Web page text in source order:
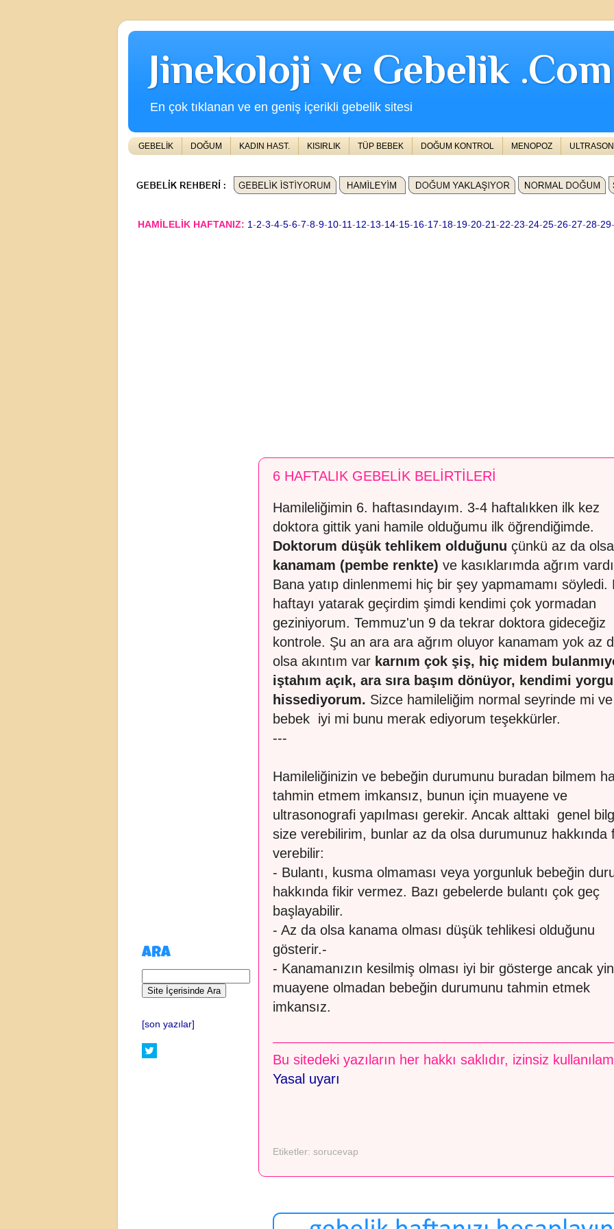
Jinekoloji ve Gebelik .Com
En çok tıklanan ve en geniş içerikli gebelik sitesi
GEBELİK DOĞUM KADIN HAST. KISIRLIK TÜP BEBEK DOĞUM KONTROL MENOPOZ ULTRASON
HAMİLELİK HAFTANIZ: 1 -2-3-4-5-6-7-8-9-10-11 -12-13-14-15-16-17-18-19-20-21 -22-23-24-25-26-27-28-29-
6 HAFTALIK GEBELİK BELİRTİLERİ
Hamileliğimin 6. haftasındayım. 3-4 haftalıkken ilk kez
doktora gittik yani hamile olduğumu ilk öğrendiğimde.
Doktorum düşük tehlikem olduğunu çünkü az da olsa
kanamam (pembe renkte) ve kasıklarımda ağrım
Bana yatıp dinlenmemi hiç bir şey yapmamamı söyledi.
haftayı yatarak geçirdim şimdi kendimi çok yormadan
geziniyorum. Temmuz'un 9 da tekrar doktora gideceğiz
kontrole. Şu an ara ara ağrım oluyor kanamam yok az
olsa akıntım var karnım çok şiş, hiç midem
iştahım açık, ara sıra başım dönüyor, kendimi
hissediyorum. Sizce hamileliğim normal seyrinde mi ve
bebek iyi mi bunu merak ediyorum teşekkürler.
---
Hamileliğinizin ve bebeğin durumunu buradan bilmem
tahmin etmem imkansız, bunun için muayene ve
ultrasonografi yapılması gerekir. Ancak alttaki genel
size verebilirim, bunlar az da olsa durumunuz hakkında
verebilir:
- Bulantı, kusma olmaması veya yorgunluk bebeğin
hakkında fikir vermez. Bazı gebelerde bulantı çok geç
başlayabilir.
- Az da olsa kanama olması düşük tehlikesi olduğunu
gösterir.-
- Kanamanızın kesilmiş olması iyi bir gösterge ancak
muayene olmadan bebeğin durumunu tahmin etmek
imkansız.
Bu sitedeki yazıların her hakkı saklıdır, izinsiz
Yasal uyarı
Etiketler: sorucevap
ARA
[son yazılar]